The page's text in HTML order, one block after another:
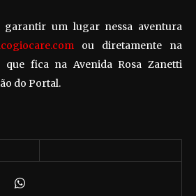
garantir um lugar nessa aventura
ou diretamente na
que fica na Avenida Rosa Zanetti
do Portal.